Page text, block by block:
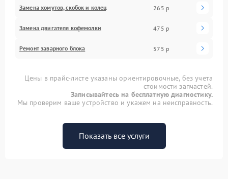
Замена хомутов, скобок и колец 265 р
Замена двигателя кофемолки 475 р
Ремонт заварного блока 575 р
Цены в прайс-листе указаны ориентировочные, без учета
стоимости запчастей.
Записывайтесь на бесплатную диагностику.
Мы проверим ваше устройство и укажем на неисправность.
Показать все услуги